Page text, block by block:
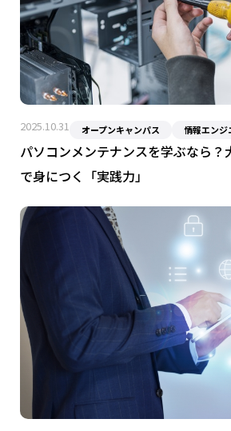
2025.10.31 オープンキャンパス 情報エン
パソコンメンテナンスを学ぶなら？
で身につく「実践力」